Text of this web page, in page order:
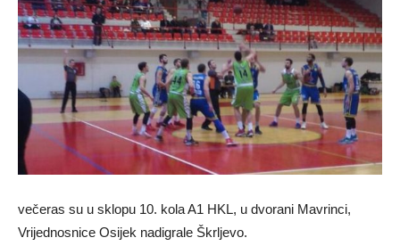
večeras su u sklopu 10. kola A1 HKL, u dvorani Mavrinci,
Vrijednosnice Osijek nadigrale Škrljevo.